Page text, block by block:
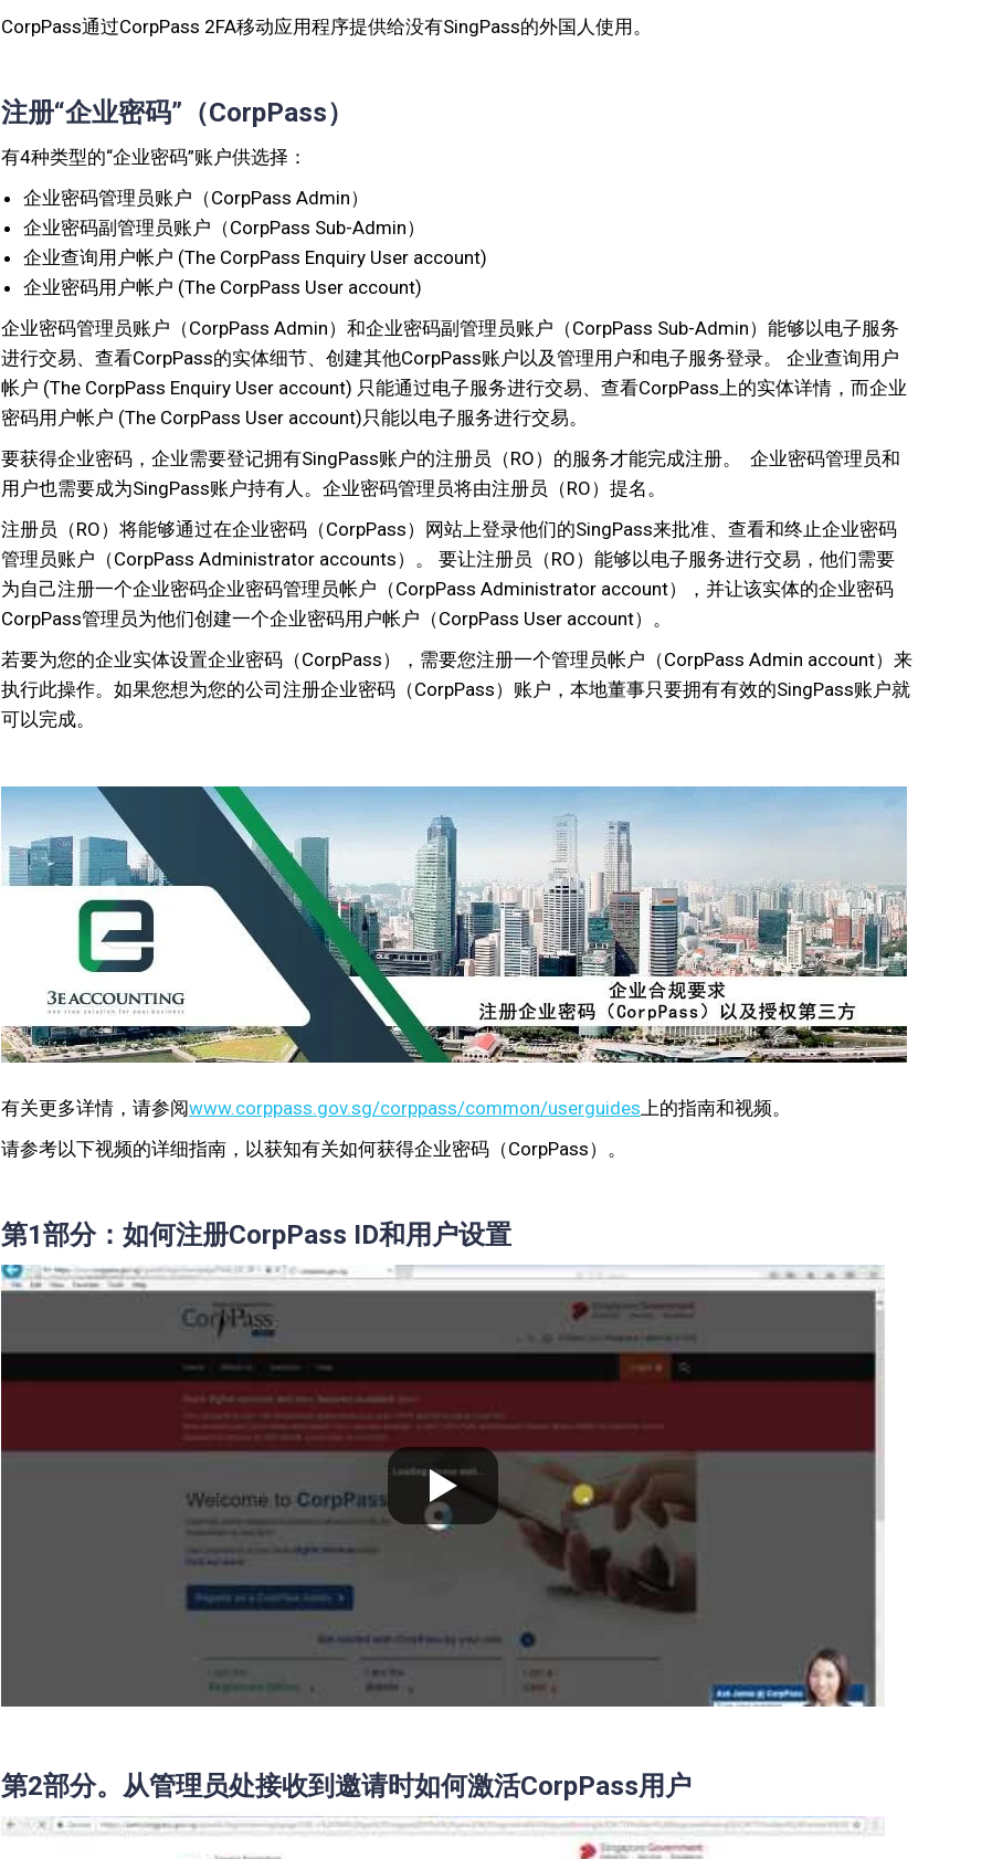
CorpPass通过CorpPass 2FA移动应用程序提供给没有SingPass的外国人使用。
注册“企业密码”（CorpPass）
有4种类型的“企业密码”账户供选择：
企业密码管理员账户（CorpPass Admin）
企业密码副管理员账户（CorpPass Sub-Admin）
企业查询用户帐户 (The CorpPass Enquiry User account)
企业密码用户帐户 (The CorpPass User account)
企业密码管理员账户（CorpPass Admin）和企业密码副管理员账户（CorpPass Sub-Admin）能够以电子服务
进行交易、查看CorpPass的实体细节、创建其他CorpPass账户以及管理用户和电子服务登录。 企业查询用户
帐户 (The CorpPass Enquiry User account) 只能通过电子服务进行交易、查看CorpPass上的实体详情，而企业
密码用户帐户 (The CorpPass User account)只能以电子服务进行交易。
要获得企业密码，企业需要登记拥有SingPass账户的注册员（RO）的服务才能完成注册。 企业密码管理员和
用户也需要成为SingPass账户持有人。企业密码管理员将由注册员（RO）提名。
注册员（RO）将能够通过在企业密码（CorpPass）网站上登录他们的SingPass来批准、查看和终止企业密码
管理员账户（CorpPass Administrator accounts）。 要让注册员（RO）能够以电子服务进行交易，他们需要
为自己注册一个企业密码企业密码管理员帐户（CorpPass Administrator account），并让该实体的企业密码
CorpPass管理员为他们创建一个企业密码用户帐户（CorpPass User account）。
若要为您的企业实体设置企业密码（CorpPass），需要您注册一个管理员帐户（CorpPass Admin account）来
执行此操作。如果您想为您的公司注册企业密码（CorpPass）账户，本地董事只要拥有有效的SingPass账户就
可以完成。
有关更多详情，请参阅www.corppass.gov.sg/corppass/common/userguides上的指南和视频。
请参考以下视频的详细指南，以获知有关如何获得企业密码（CorpPass）。
第1部分：如何注册CorpPass ID和用户设置
第2部分。从管理员处接收到邀请时如何激活CorpPass用户